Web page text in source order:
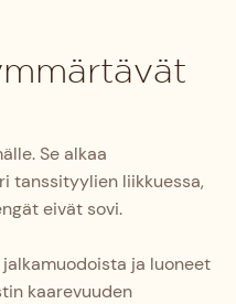
Se alkaa
tanssityylien liikkuessa,
eivät sovi.
ja luoneet
kaarevuuden